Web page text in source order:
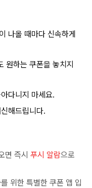
나올 때마다 신속하게
원하는 쿠폰을 놓치지
다니지 마세요.
해드립니다.
면 즉시 푸시 알람으로
위한 특별한 쿠폰 앱 입